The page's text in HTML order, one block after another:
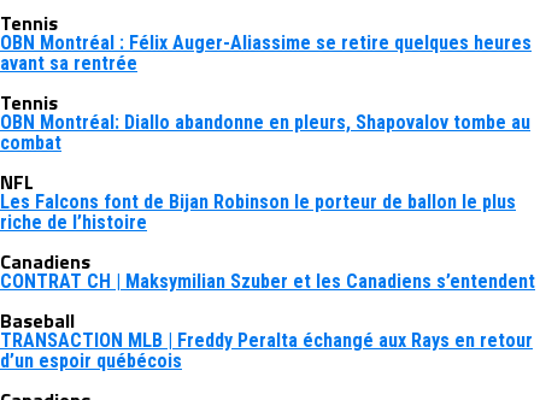
Tennis
OBN Montréal : Félix Auger-Aliassime se retire quelques heures
avant sa rentrée
Tennis
OBN Montréal: Diallo abandonne en pleurs, Shapovalov tombe au
combat
NFL
Les Falcons font de Bijan Robinson le porteur de ballon le plus
riche de l’histoire
Canadiens
CONTRAT CH | Maksymilian Szuber et les Canadiens s’entendent
Baseball
TRANSACTION MLB | Freddy Peralta échangé aux Rays en retour
d’un espoir québécois